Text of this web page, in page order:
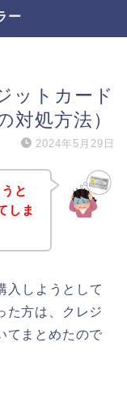
ー
ットカード
対処方法）
2024年5月29日
と
しま
入しようとして
た方は、クレジ
てまとめたので